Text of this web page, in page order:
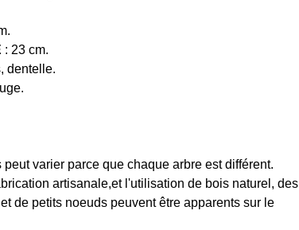
: 23 cm.
dentelle.
peut varier parce que chaque arbre est différent.
artisanale,et l'utilisation de bois naturel, des
de petits noeuds peuvent être apparents sur le